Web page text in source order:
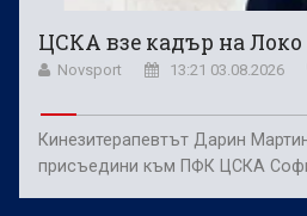
ЦСКА взе кадър на
Novsport 13:21 03.08.2026
Кинезитерапевтът Дарин
присъедини към ПФК ЦСКА